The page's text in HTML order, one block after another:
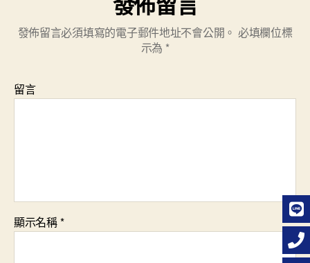
發佈留言必須填寫的電子郵件地址不會公開。 必填欄位標
示為 *
留言
顯示名稱*